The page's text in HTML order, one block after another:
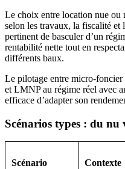
Le choix entre location nue ou
selon les travaux, la fiscalité
pertinent de basculer d’un
rentabilité nette tout en
différents baux.
Le pilotage entre micro-
et LMNP au régime réel avec
efficace d’adapter son
Scénarios types : du nu
Scénario Contexte